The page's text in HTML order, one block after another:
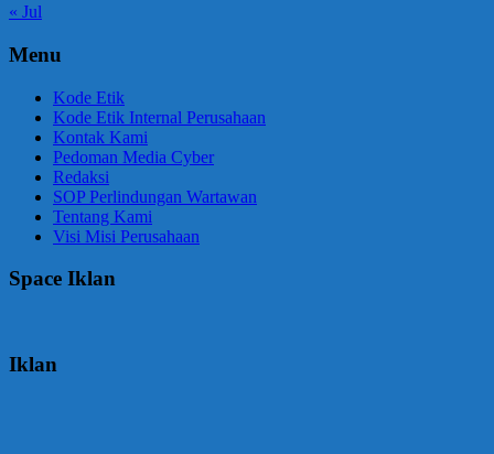
« Jul
Menu
Kode Etik
Kode Etik Internal Perusahaan
Kontak Kami
Pedoman Media Cyber
Redaksi
SOP Perlindungan Wartawan
Tentang Kami
Visi Misi Perusahaan
Space Iklan
Iklan